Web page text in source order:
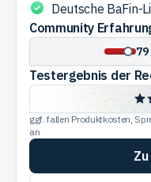
Deutsche BaFin-
Community
Erfahrungen
Community
Testergebnis
der
Redaktion
Testergebnis der
ggf. fallen Produktkosten,
an